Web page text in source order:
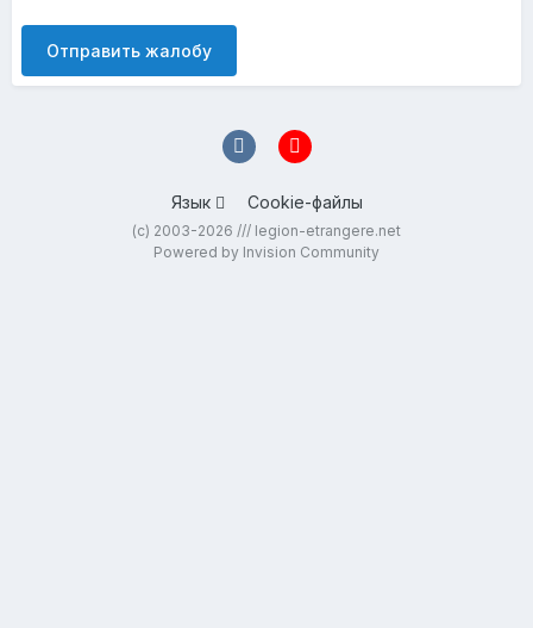
Отправить жалобу
Язык Cookie-файлы
(c) 2003-2026 /// legion-etrangere.net
Powered by Invision Community